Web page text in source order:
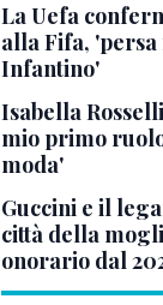
La Uefa
alla Fifa,
Infantino'
Isabella
mio primo
moda'
Guccini e il
città della
onorario dal